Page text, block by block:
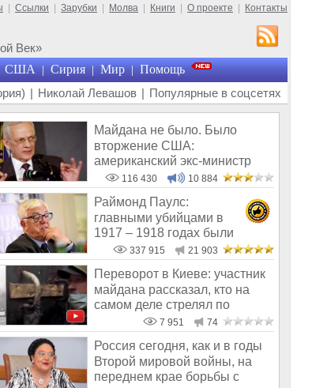
Ссылки Зарубки Молва Книги О проекте Контакты
Век»
США | Сирия | Мир | Помощь
| Николай Левашов | Популярные в соцсетях
Майдана не было. Было
вторжение США:
американский экс-министр
написал открытое пись
116 430 10 884
Раймонд Паулс:
главными убийцами в
1917 – 1918 годах были
латыши и евреи, а не русс
337 915 21 903
Переворот в Киеве: участник
майдана рассказал, кто на
самом деле стрелял по
7 951 74
Россия сегодня, как и в годы
Второй мировой войны, на
переднем крае борьбы с